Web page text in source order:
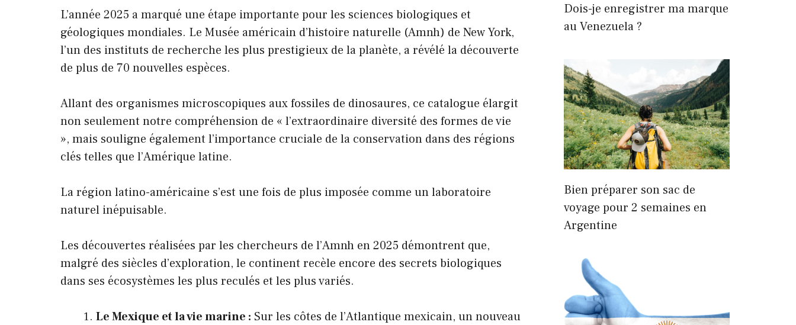
L’année 2025 a marqué une étape importante pour les sciences biologiques et
géologiques mondiales. Le Musée américain d’histoire naturelle (Amnh) de New York,
l’un des instituts de recherche les plus prestigieux de la planète, a révélé la découverte
de plus de 70 nouvelles espèces.
Allant des organismes microscopiques aux fossiles de dinosaures, ce catalogue élargit
non seulement notre compréhension de « l’extraordinaire diversité des formes de vie
», mais souligne également l’importance cruciale de la conservation dans des régions
clés telles que l’Amérique latine.
La région latino-américaine s’est une fois de plus imposée comme un laboratoire
naturel inépuisable.
Les découvertes réalisées par les chercheurs de l’Amnh en 2025 démontrent que,
malgré des siècles d’exploration, le continent recèle encore des secrets biologiques
dans ses écosystèmes les plus reculés et les plus variés.
Le Mexique et la vie marine : Sur les côtes de l’Atlantique mexicain, un nouveau
Dois-je enregistrer ma marque
au Venezuela ?
Bien préparer son sac de
voyage pour 2 semaines en
Argentine